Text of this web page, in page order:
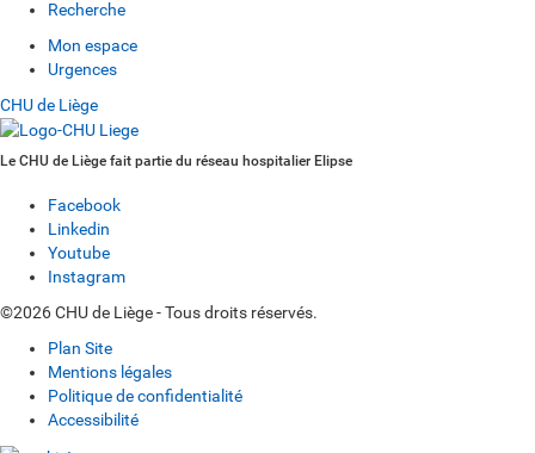
Recherche
Mon espace
Urgences
CHU de Liège
Le CHU de Liège fait partie du réseau hospitalier Elipse
Facebook
Linkedin
Youtube
Instagram
©2026 CHU de Liège - Tous droits réservés.
Plan Site
Mentions légales
Politique de confidentialité
Accessibilité